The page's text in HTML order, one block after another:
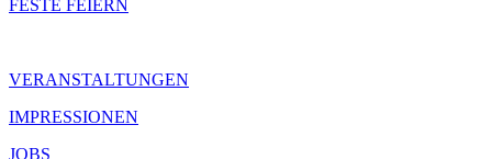
FESTE FEIERN
VERANSTALTUNGEN
IMPRESSIONEN
JOBS